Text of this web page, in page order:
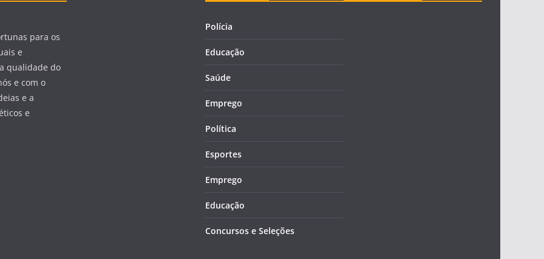
para os
e
qualidade do
e com o
e a
e
Polícia
Educação
Saúde
Emprego
Política
Esportes
Emprego
Educação
Concursos e Seleções